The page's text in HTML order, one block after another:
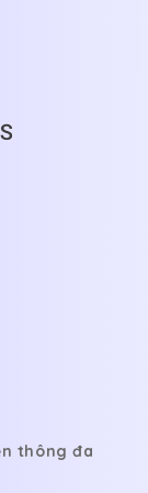
cười ói, lại còn
chằm chặp
skinship. Còn
2 đều đủ
thông đa